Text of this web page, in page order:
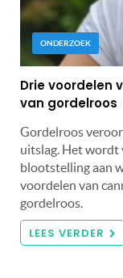
ONDERZOEK
Drie voordelen
van gordelroos
Gordelroos
uitslag. Het wordt
blootstelling aan
voordelen van
gordelroos.
LEES VERDER